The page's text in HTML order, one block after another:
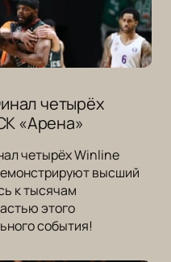
четырёх
«Арена»
четырёх Winline
высший
к тысячам
этого
события!